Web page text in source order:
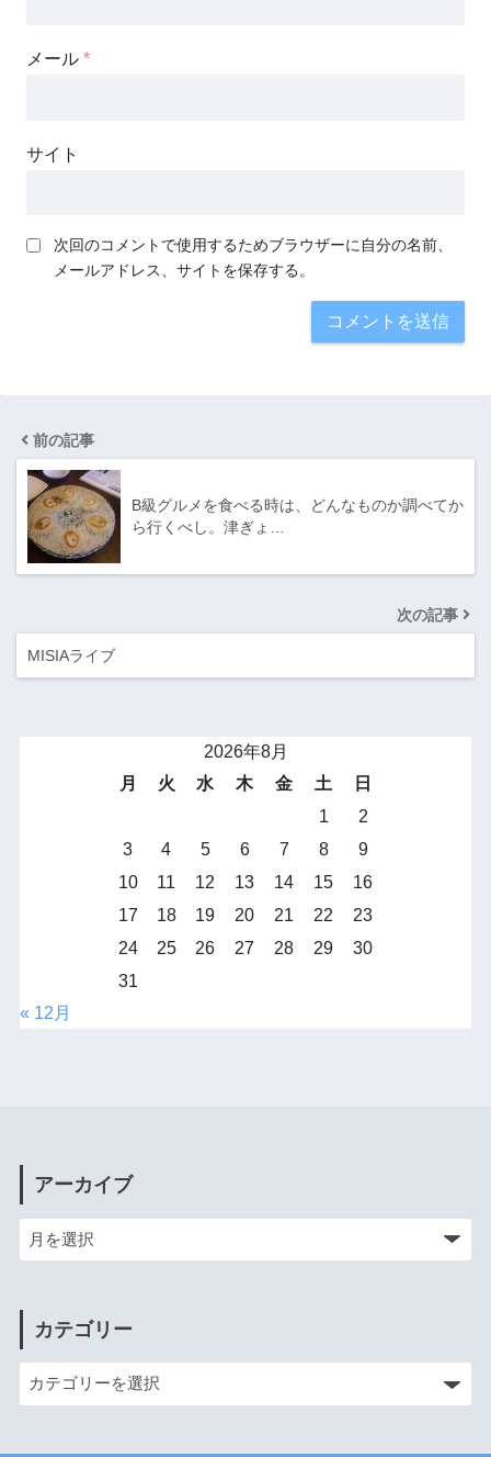
メール *
サイト
次回のコメントで使用するためブラウザーに自分の名前、
メールアドレス、サイトを保存する。
前の記事
B級グルメを食べる時は、どんなものか調べてか
ら行くべし。津ぎょ…
次の記事
MISIAライブ
2026年8月
月
火 水 木 金 土
日
1
2
3
4 5 6 7 8
9
10
11 12 13 14 15
16
17
18 19 20 21 22
23
24
25 26 27 28 29
30
31
« 12月
アーカイブ
カテゴリー